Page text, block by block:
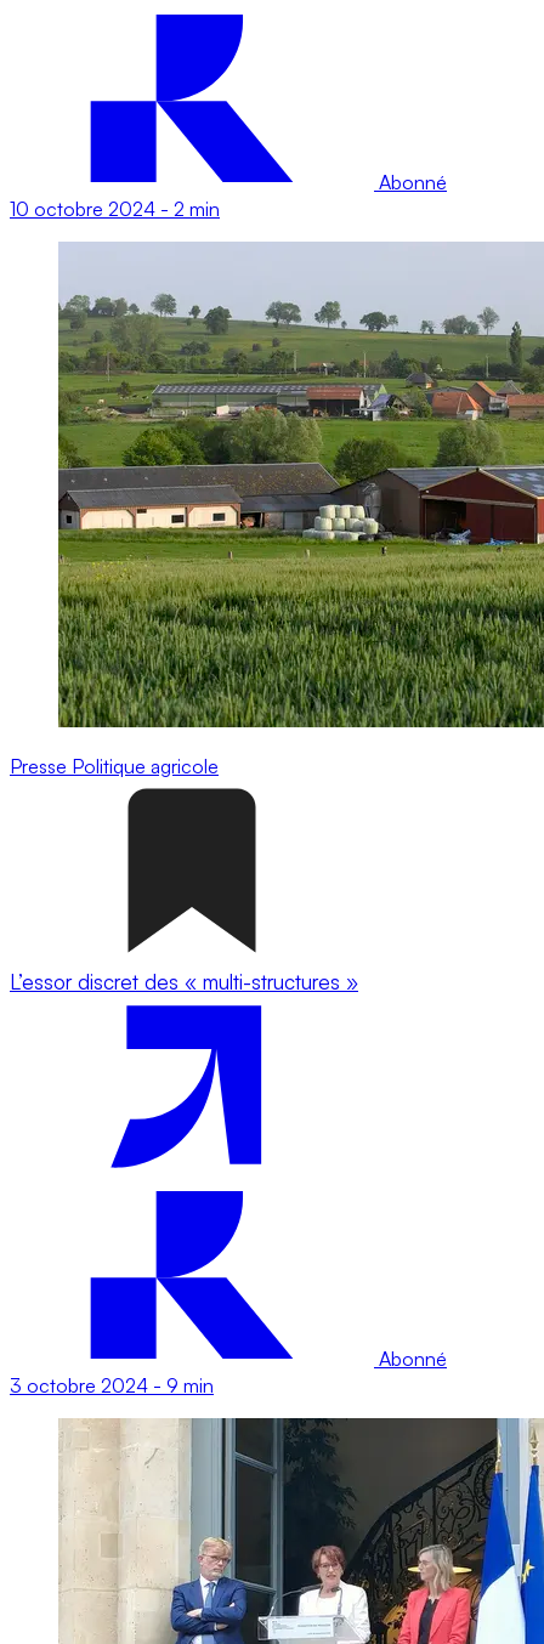
Abonné
10 octobre 2024 - 2 min
Presse Politique agricole
L’essor discret des « multi-structures »
Abonné
3 octobre 2024 - 9 min